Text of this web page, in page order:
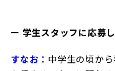
ー 学生スタッフに応募
すなお： 中学生の頃か